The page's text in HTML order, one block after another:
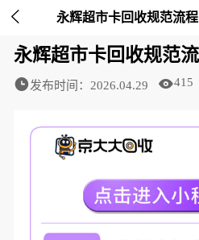

永辉超市卡回收规范
发布时间：2026.04.29 415